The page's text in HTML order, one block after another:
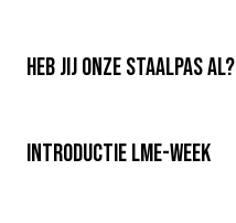
Heb jij onze Staalpas al?
Introductie LME-week